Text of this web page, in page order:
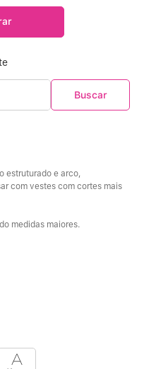
estruturado e arco,
com vestes com cortes mais
medidas maiores.